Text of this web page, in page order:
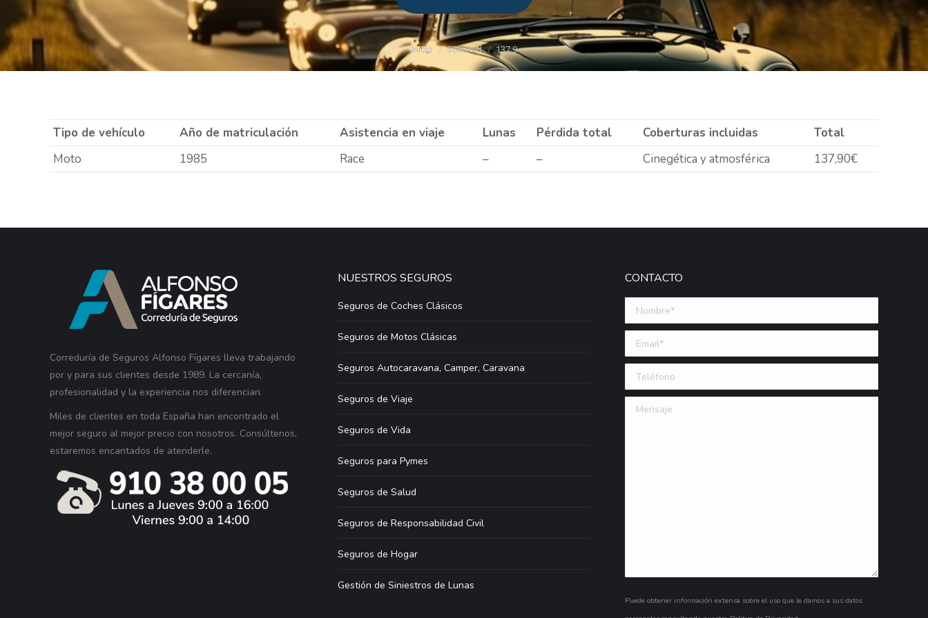
Estás aquí:
Inicio Solicitud 137.9
Tipo de vehículo Año de matriculación Asistencia en viaje Lunas Pérdida total Coberturas incluidas
Total
Moto
1985 Race – – Cinegética y atmosférica 137,90€
Correduría de Seguros Alfonso Fígares lleva trabajando
por y para sus clientes desde 1989. La cercanía,
profesionalidad y la experiencia nos diferencian.
Miles de clientes en toda España han encontrado el
mejor seguro al mejor precio con nosotros. Consúltenos,
estaremos encantados de atenderle.
NUESTROS SEGUROS
Seguros de Coches Clásicos
Seguros de Motos Clásicas
Seguros Autocaravana, Camper, Caravana
Seguros de Viaje
Seguros de Vida
Seguros para Pymes
Seguros de Salud
Seguros de Responsabilidad Civil
Seguros de Hogar
Gestión de Siniestros de Lunas
CONTACTO
Nombre *
Email (requerido)
Teléfono
Mensaje
Puede obtener información extensa sobre el uso que le damos a sus datos